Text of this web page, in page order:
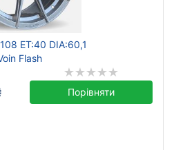
ET:40 DIA:60,1
Flash
Порівняти